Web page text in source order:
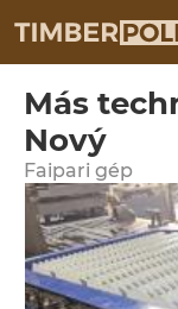
Más
Nový
Faipari gép